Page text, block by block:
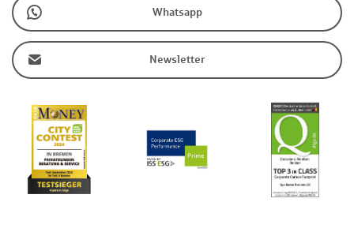
Whatsapp
Newsletter